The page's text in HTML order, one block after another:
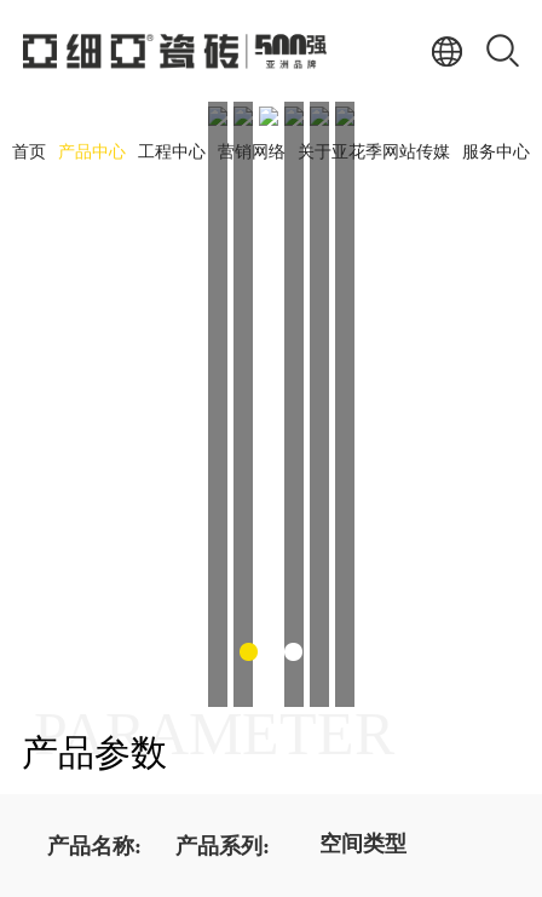
首页 产品中心 工程中心 营销网络 关于亚花季网站传媒 服务中心
产品参数
PARAMETER
产品名称: 产品系列: 空间类型